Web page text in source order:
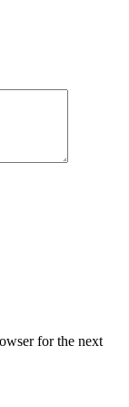
for the next